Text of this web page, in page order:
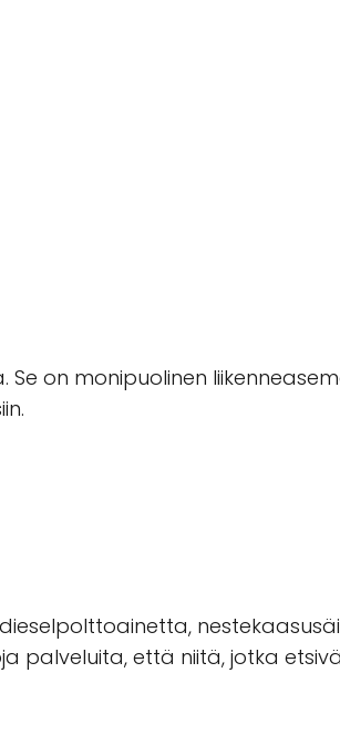
Se on monipuolinen
palveluita, että niitä, jotka